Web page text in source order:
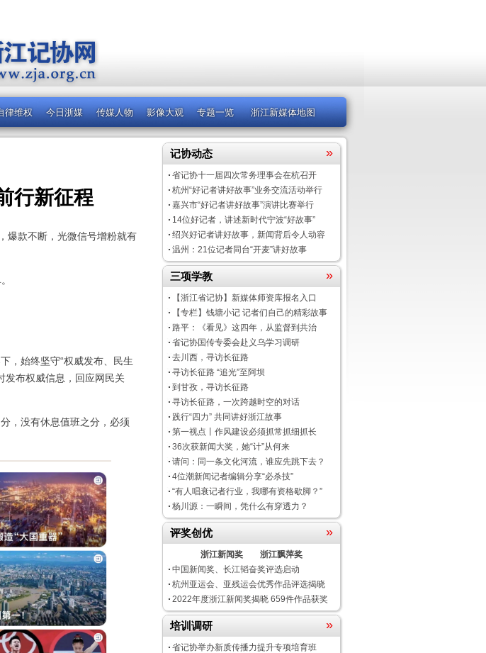
律维权 今日浙媒 传媒人物 影像大观 专题一览 浙江新媒体地图
行新征程
爆款不断，光微信号增粉就有
，始终坚守“权威发布、民生
发布权威信息，回应网民关
，没有休息值班之分，必须
记协动态 »
省记协十一届四次常务理事会在杭召开
杭州“好记者讲好故事”业务交流活动举行
嘉兴市“好记者讲好故事”演讲比赛举行
14位好记者，讲述新时代宁波“好故事”
绍兴好记者讲好故事，新闻背后令人动容
温州：21位记者同台“开麦”讲好故事
三项学教 »
【浙江省记协】新媒体师资库报名入口
【专栏】钱塘小记 记者们自己的精彩故事
路平：《看见》这四年，从监督到共治
省记协国传专委会赴义乌学习调研
去川西，寻访长征路
寻访长征路 “追光”至阿坝
到甘孜，寻访长征路
寻访长征路，一次跨越时空的对话
践行“四力” 共同讲好浙江故事
第一视点丨作风建设必须抓常抓细抓长
36次获新闻大奖，她“计”从何来
请问：同一条文化河流，谁应先跳下去？
4位潮新闻记者编辑分享“必杀技”
“有人唱衰记者行业，我哪有资格歇脚？”
杨川源：一瞬间，凭什么有穿透力？
评奖创优 »
浙江新闻奖
浙江飘萍奖
中国新闻奖、长江韬奋奖评选启动
杭州亚运会、亚残运会优秀作品评选揭晓
2022年度浙江新闻奖揭晓 659件作品获奖
培训调研 »
省记协举办新质传播力提升专项培育班